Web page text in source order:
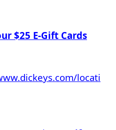
$25 E-Gift Cards
locati